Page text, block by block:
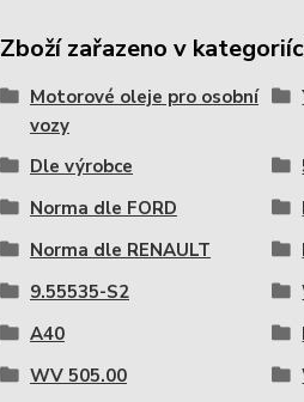
Zboží zařazeno v
Motorové oleje pro osobní
vozy
Dle výrobce
Norma dle FORD
Norma dle RENAULT
9.55535-S2
A40
WV 505.00